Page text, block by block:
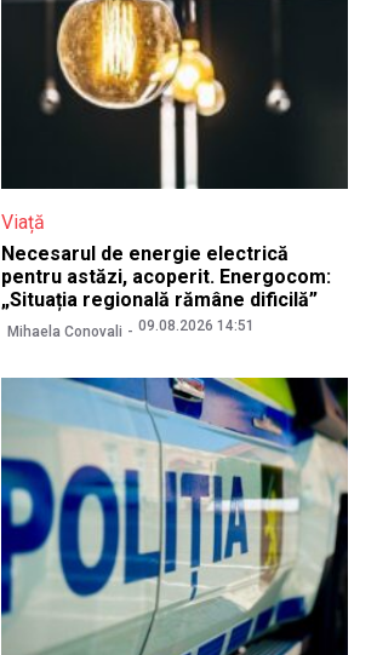
Viață
Necesarul de energie electrică
pentru astăzi, acoperit. Energocom:
„Situația regională rămâne dificilă”
Mihaela Conovali 09.08.2026 14:51